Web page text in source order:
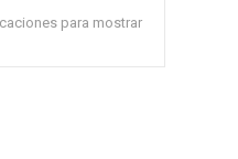
para mostrar